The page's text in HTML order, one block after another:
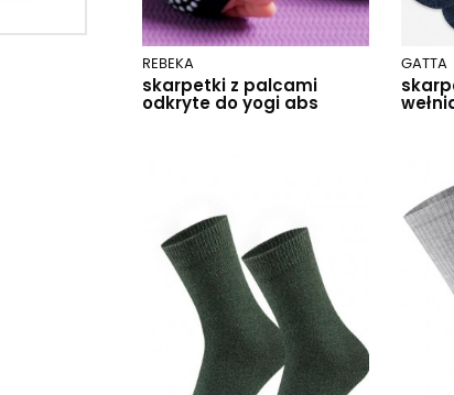
REBEKA
skarpetki z palcami
odkryte do yogi abs
GATTA